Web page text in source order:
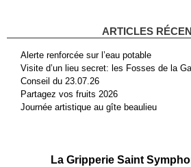
ARTICLES
Alerte renforcée sur l’eau potable
Visite d’un lieu secret: les Fosses de la
Conseil du 23.07.26
Partagez vos fruits 2026
Journée artistique au gîte beaulieu
La Gripperie Saint